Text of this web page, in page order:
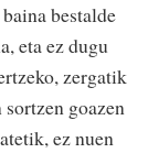
bestalde
eta ez dugu
zergatik
goazen
ez nuen